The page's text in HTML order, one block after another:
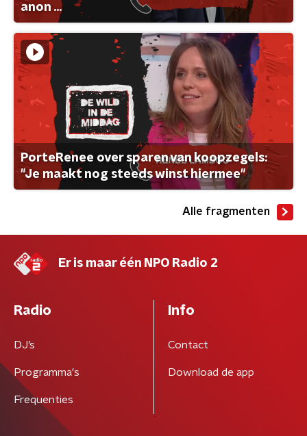
anon ...
PorteRenee over sparen van koopzegels:
"Je maakt nog steeds winst hiermee"
Alle fragmenten
Er is maar één NPO Radio 2
Radio
DJ’s
Programma's
Frequenties
Info
Contact
Download de app